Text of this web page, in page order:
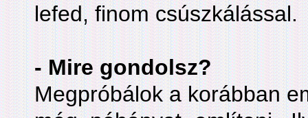
lefed, finom csúszkálással.
- Mire gondolsz?
Megpróbálok a korábban